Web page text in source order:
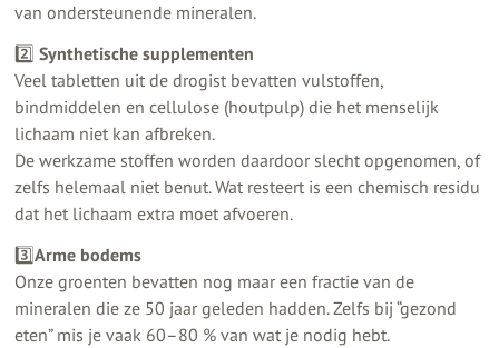
van ondersteunende mineralen.
2️⃣Synthetische supplementen
Veel tabletten uit de drogist bevatten vulstoffen,
bindmiddelen en cellulose (houtpulp) die het menselijk
lichaam niet kan afbreken.
De werkzame stoffen worden daardoor slecht opgenomen, of
zelfs helemaal niet benut. Wat resteert is een chemisch residu
dat het lichaam extra moet afvoeren.
3️⃣Arme bodems
Onze groenten bevatten nog maar een fractie van de
mineralen die ze 50 jaar geleden hadden. Zelfs bij “gezond
eten” mis je vaak 60–80 % van wat je nodig hebt.